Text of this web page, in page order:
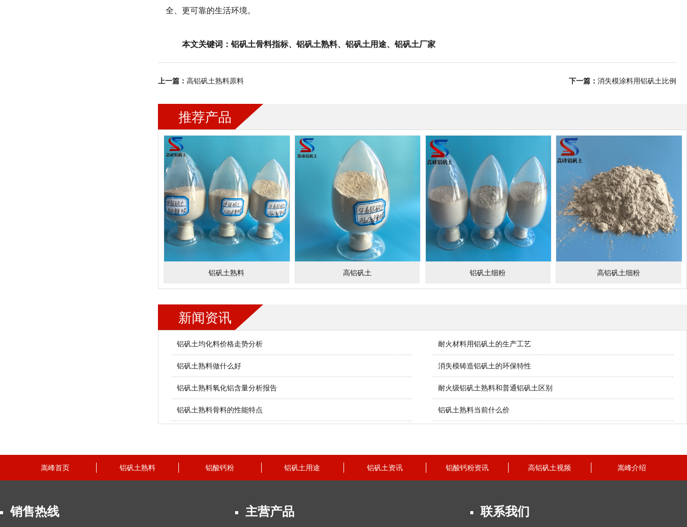
全、更可靠的生活环境。
本文关键词：铝矾土骨料指标、铝矾土熟料、铝矾土用途、铝矾土厂家
上一篇：高铝矾土熟料原料 下一篇：消失模涂料用铝矾土比例
推荐产品
铝矾土熟料 高铝矾土 铝矾土细粉 高铝矾土细粉
新闻资讯
铝矾土均化料价格走势分析 耐火材料用铝矾土的生产工艺
铝矾土熟料做什么好 消失模铸造铝矾土的环保特性
铝矾土熟料氧化铝含量分析报告 耐火级铝矾土熟料和普通铝矾土区别
铝矾土熟料骨料的性能特点 铝矾土熟料当前什么价
嵩峰首页 铝矾土熟料 铝酸钙粉 铝矾土用途 铝矾土资讯 铝酸钙粉资讯 高铝矾土视频 嵩峰介绍
销售热线 主营产品 联系我们